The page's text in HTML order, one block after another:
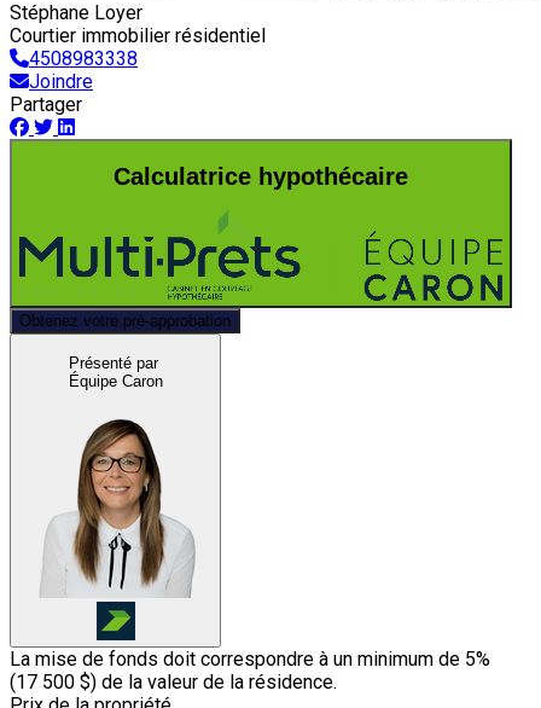
Stéphane Loyer
Courtier immobilier résidentiel
4508983338
Joindre
Partager
Calculatrice hypothécaire
Obtenez votre pré-approbation
Présenté par
Équipe Caron
La mise de fonds doit correspondre à un minimum de 5%
(17 500 $) de la valeur de la résidence.